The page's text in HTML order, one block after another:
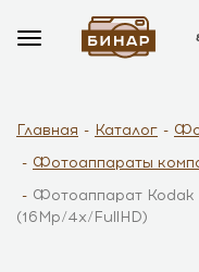
Главная Каталог
Фотоаппараты
Фотоаппарат Kodak
(16Mp/4x/FullHD)